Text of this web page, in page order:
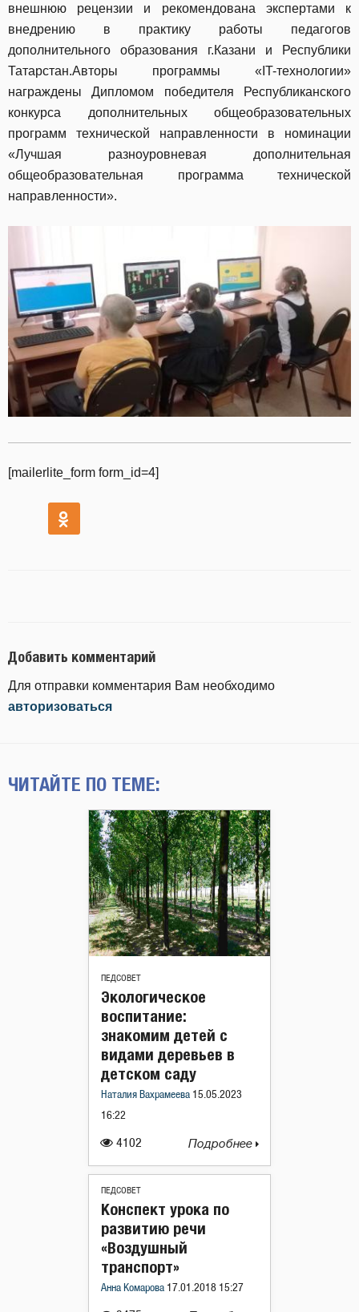
внешнюю рецензии и рекомендована экспертами к
внедрению в практику работы педагогов
дополнительного образования г.Казани и Республики
Татарстан.Авторы программы «IT-технологии»
награждены Дипломом победителя Республиканского
конкурса дополнительных общеобразовательных
программ технической направленности в номинации
«Лучшая разноуровневая дополнительная
общеобразовательная программа технической
направленности».
[mailerlite_form form_id=4]
Добавить комментарий
Для отправки комментария Вам необходимо
авторизоваться
ЧИТАЙТЕ ПО ТЕМЕ:
ПЕДСОВЕТ
4102
Экологическое
воспитание:
знакомим детей с
видами деревьев в
детском саду
Наталия Вахрамеева 15.05.2023
16:22
Подробнее
ПЕДСОВЕТ
Конспект урока по
развитию речи
«Воздушный
транспорт»
Анна Комарова 17.01.2018 15:27